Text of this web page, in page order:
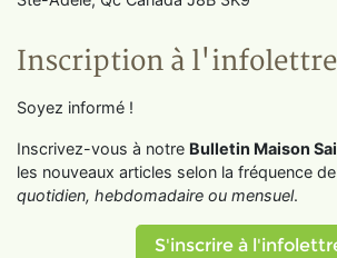
Inscription à l'infolettre
Soyez informé !
Inscrivez-vous à notre Bulletin Maison
les nouveaux articles selon la fréquence
quotidien, hebdomadaire ou mensuel.
S'inscrire à